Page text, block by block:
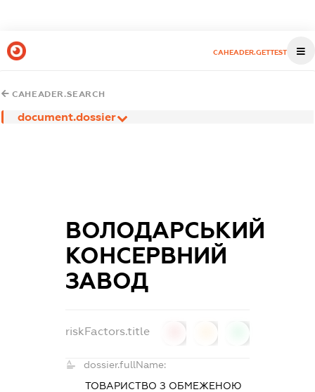
CAHEADER.GETTEST
CAHEADER.SEARCH
document.dossier
ВОЛОДАРСЬКИЙ
КОНСЕРВНИЙ
ЗАВОД
riskFactors.title
dossier.fullName:
ТОВАРИСТВО З ОБМЕЖЕНОЮ